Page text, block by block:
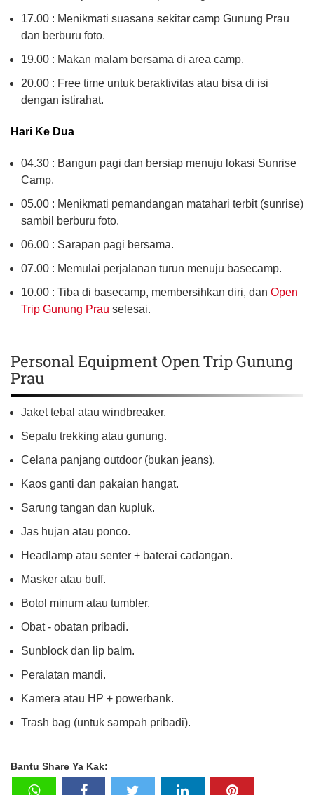
17.00 : Menikmati suasana sekitar camp Gunung Prau
dan berburu foto.
19.00 : Makan malam bersama di area camp.
20.00 : Free time untuk beraktivitas atau bisa di isi
dengan istirahat.
Hari Ke Dua
04.30 : Bangun pagi dan bersiap menuju lokasi Sunrise
Camp.
05.00 : Menikmati pemandangan matahari terbit (sunrise)
sambil berburu foto.
06.00 : Sarapan pagi bersama.
07.00 : Memulai perjalanan turun menuju basecamp.
10.00 : Tiba di basecamp, membersihkan diri, dan Open
Trip Gunung Prau selesai.
Personal Equipment Open Trip Gunung
Prau
Jaket tebal atau windbreaker.
Sepatu trekking atau gunung.
Celana panjang outdoor (bukan jeans).
Kaos ganti dan pakaian hangat.
Sarung tangan dan kupluk.
Jas hujan atau ponco.
Headlamp atau senter + baterai cadangan.
Masker atau buff.
Botol minum atau tumbler.
Obat - obatan pribadi.
Sunblock dan lip balm.
Peralatan mandi.
Kamera atau HP + powerbank.
Trash bag (untuk sampah pribadi).
Bantu Share Ya Kak: